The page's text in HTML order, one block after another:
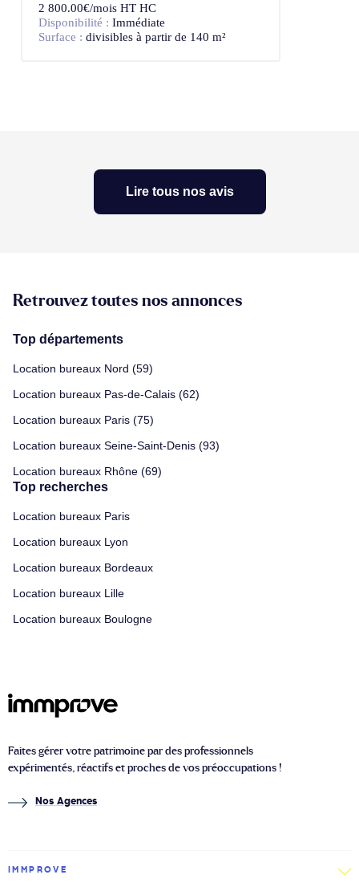
2 800.00€/mois HT HC
Disponibilité : Immédiate
Surface : divisibles à partir de 140 m²
Lire tous nos avis
Retrouvez toutes nos annonces
Top départements
Location bureaux Nord (59)
Location bureaux Pas-de-Calais (62)
Location bureaux Paris (75)
Location bureaux Seine-Saint-Denis (93)
Location bureaux Rhône (69)
Top recherches
Location bureaux Paris
Location bureaux Lyon
Location bureaux Bordeaux
Location bureaux Lille
Location bureaux Boulogne
Faites gérer votre patrimoine par des professionnels
expérimentés, réactifs et proches de vos préoccupations !
Nos Agences
IMMPROVE